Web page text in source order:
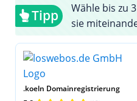
Tipp
Wähle bis zu
sie
.koeln Domainregistrierung